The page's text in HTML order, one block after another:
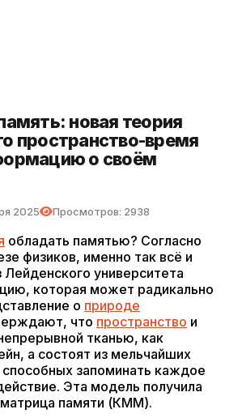
новая теория
пространство-время
о своём
2025 Просмотров: 2938
обладать памятью? Согласно
физиков, именно так всё и
университета
которая может радикально
о природе
что пространство и
тканью, как
а состоят из мельчайших
запоминать каждое
Эта модель получила
матрица памяти (КММ).